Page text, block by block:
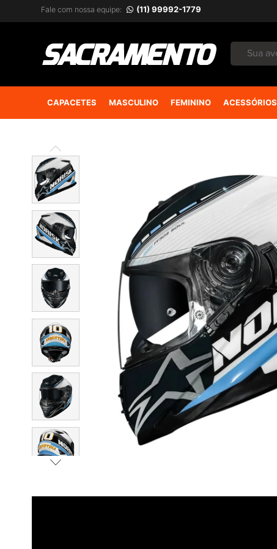
Fale com nossa equipe: (11) 99992-1779
CAPACETES MASCULINO FEMININO ACESSÓRIOS